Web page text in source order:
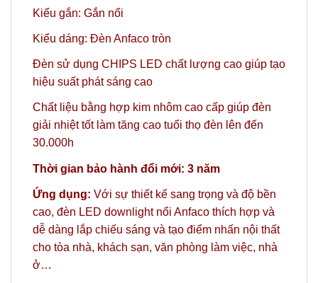
Kiểu gắn: Gắn nổi
Kiểu dáng: Đèn Anfaco tròn
Đèn sử dụng CHIPS LED chất lượng cao giúp tạo
hiệu suất phát sáng cao
Chất liệu bằng hợp kim nhôm cao cấp giúp đèn
giải nhiệt tốt làm tăng cao tuổi thọ đèn lên đến
30.000h
Thời gian bảo hành đổi mới: 3 năm
Ứng dụng: Với sự thiết kế sang trọng và độ bền
cao, đèn LED downlight nổi Anfaco thích hợp và
dễ dàng lắp chiếu sáng và tạo điểm nhấn nội thất
cho tòa nhà, khách sạn, văn phòng làm việc, nhà
ở…